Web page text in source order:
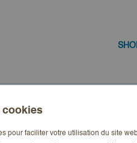
cookies
pour faciliter votre utilisation du site